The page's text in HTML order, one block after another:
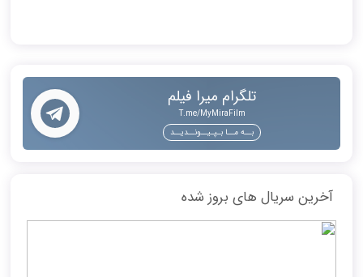
تلگرام میرا فیلم
T.me/MyMiraFilm
بــه مــا بـپـیــونــدیــد
آخرین سریال های بروز شده